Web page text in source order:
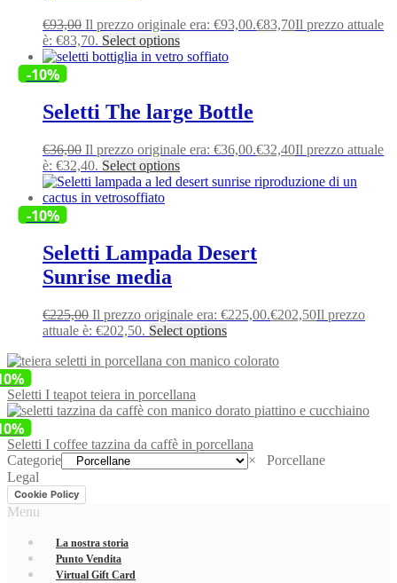
€93,00 Il prezzo originale era: €93,00.€83,70Il prezzo attuale
è: €83,70. Select options
-10%
Seletti The large Bottle
€36,00 Il prezzo originale era: €36,00.€32,40Il prezzo attuale
è: €32,40. Select options
-10%
Seletti Lampada Desert
Sunrise media
€225,00 Il prezzo originale era: €225,00.€202,50Il prezzo
attuale è: €202,50. Select options
Seletti I teapot teiera in porcellana
Seletti I coffee tazzina da caffè in porcellana
Categorie
× Porcellane
Legal
Cookie Policy
Menu
La nostra storia
Punto Vendita
Virtual Gift Card